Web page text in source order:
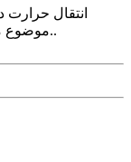
انتقال
موضوع مورد بررسی در بسیاری از کشورهای جهان تل..